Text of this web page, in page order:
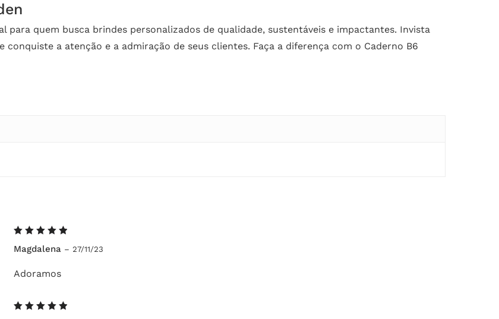
para quem busca brindes personalizados de qualidade, sustentáveis e impactantes. Invista
a atenção e a admiração de seus clientes. Faça a diferença com o Caderno B6
5de 5
Magdalena – 27/11/23
Adoramos